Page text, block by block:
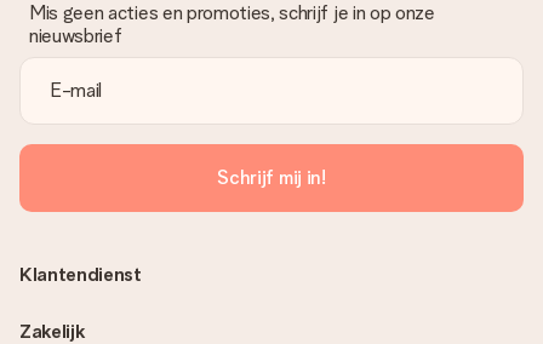
Mis geen acties en promoties, schrijf je in op onze
nieuwsbrief
Schrijf mij in!
Klantendienst
Zakelijk